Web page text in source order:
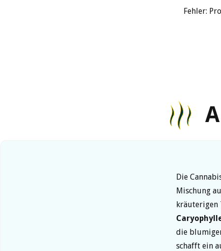
Fehler:
Die
Mischung
kräuterigen
die
schafft ein